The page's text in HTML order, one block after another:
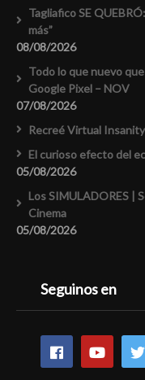
Tagliafico SE
más”
08/08/2026
Todo lo que nuevo
Google Pixel – NOV
07/08/2026
Recreé Virtual
El curioso efecto del
05/08/2026
Los SIMULADORES |
Cinema
05/08/2026
Seguinos en